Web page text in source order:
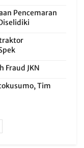
Pencemaran
Fraud JKN
Tim